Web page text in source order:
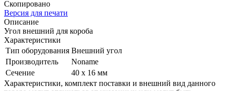
Скопировано
Версия для печати
Описание
Угол внешний для короба
Характеристики
Тип оборудования Внешний угол
Производитель
Noname
Сечение
40 x 16 мм
Xарактеристики, комплект поставки и внешний вид данного